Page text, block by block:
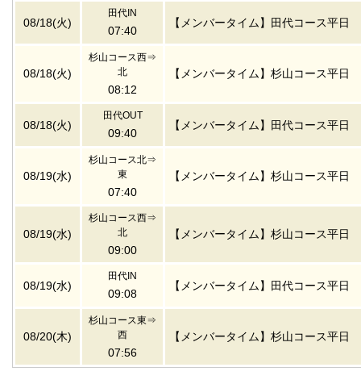
08/18(火)
田代IN
07:40
【メンバータイム】田代コース平日
08/18(火)
杉山コース西⇒
北
08:12
【メンバータイム】杉山コース平日
08/18(火)
田代OUT
09:40
【メンバータイム】田代コース平日
08/19(水)
杉山コース北⇒
東
07:40
【メンバータイム】杉山コース平日
08/19(水)
杉山コース西⇒
北
09:00
【メンバータイム】杉山コース平日
08/19(水)
田代IN
09:08
【メンバータイム】田代コース平日
08/20(木)
杉山コース東⇒
西
07:56
【メンバータイム】杉山コース平日